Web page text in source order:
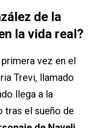
de la
la vida real?
vez en el
Trevi, llamado
llega a la
tras el sueño de